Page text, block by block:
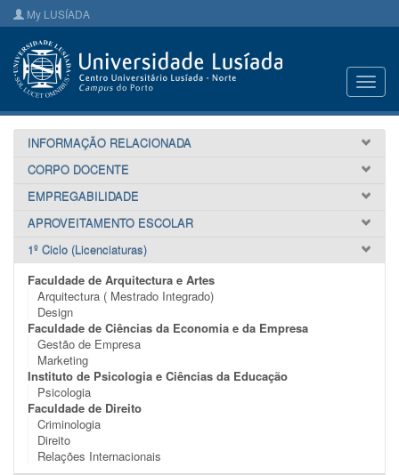
My LUSÍADA
INFORMAÇÃO RELACIONADA
CORPO DOCENTE
EMPREGABILIDADE
APROVEITAMENTO ESCOLAR
1º Ciclo (Licenciaturas)
Faculdade de Arquitectura e Artes
Arquitectura ( Mestrado Integrado)
Design
Faculdade de Ciências da Economia e da Empresa
Gestão de Empresa
Marketing
Instituto de Psicologia e Ciências da Educação
Psicologia
Faculdade de Direito
Criminologia
Direito
Relações Internacionais